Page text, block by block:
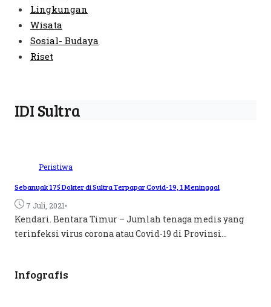
Lingkungan
Wisata
Sosial- Budaya
Riset
IDI Sultra
Peristiwa
Sebanyak 175 Dokter di Sultra Terpapar Covid-19, 1 Meninggal
7 Juli, 2021•
Kendari. Bentara Timur – Jumlah tenaga medis yang
terinfeksi virus corona atau Covid-19 di Provinsi...
Infografis